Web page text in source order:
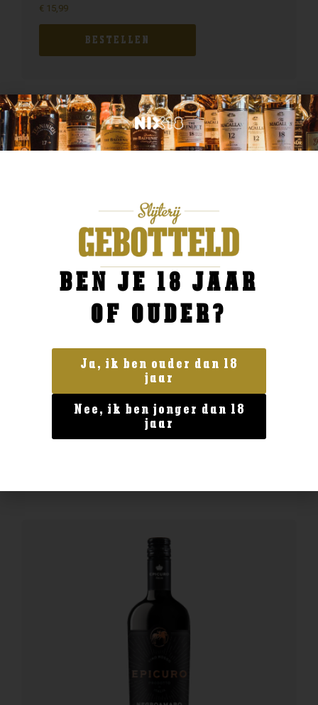
€ 15,99
BESTELLEN
Farina Bardolino Rosso
BEN JE 18 JAAR
OF OUDER?
Ja, ik ben ouder dan 18
jaar
Nee, ik ben jonger dan 18
jaar